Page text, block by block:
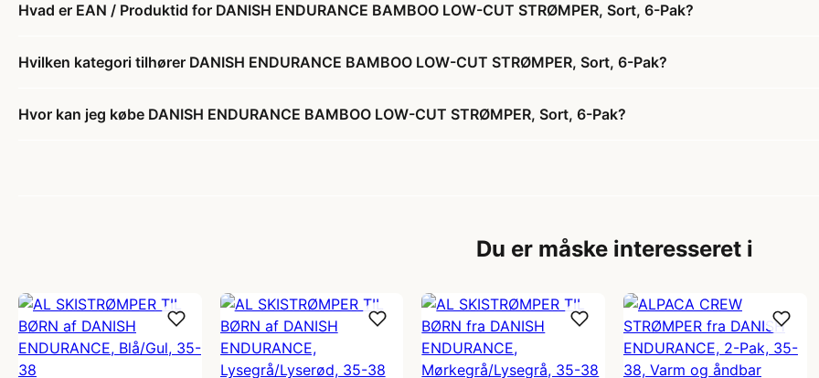
Hvad er EAN / Produktid for DANISH ENDURANCE BAMBOO LOW-CUT STRØMPER, Sort, 6-Pak?
Hvilken kategori tilhører DANISH ENDURANCE BAMBOO LOW-CUT STRØMPER, Sort, 6-Pak?
Hvor kan jeg købe DANISH ENDURANCE BAMBOO LOW-CUT STRØMPER, Sort, 6-Pak?
Du er måske interesseret i